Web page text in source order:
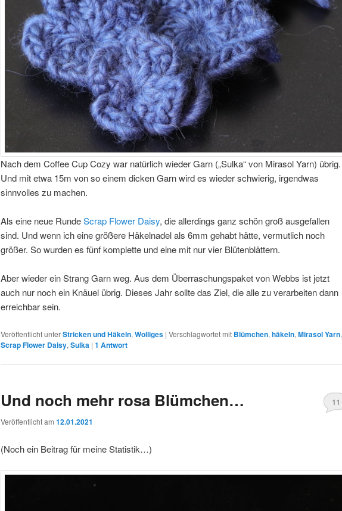
Nach dem Coffee Cup Cozy war natürlich wieder Garn („Sulka“ von Mirasol Yarn) übrig.
Und mit etwa 15m von so einem dicken Garn wird es wieder schwierig, irgendwas
sinnvolles zu machen.
Als eine neue RundeScrap Flower Daisy, die allerdings ganz schön groß ausgefallen
sind. Und wenn ich eine größere Häkelnadel als 6mm gehabt hätte, vermutlich noch
größer. So wurden es fünf komplette und eine mit nur vier Blütenblättern.
Aber wieder ein Strang Garn weg. Aus dem Überraschungspaket von Webbs ist jetzt
auch nur noch ein Knäuel übrig. Dieses Jahr sollte das Ziel, die alle zu verarbeiten dann
erreichbar sein.
Veröffentlicht unterStricken und Häkeln, Wolliges | Verschlagwortet mit Blümchen, häkeln, Mirasol Yarn,
Scrap Flower Daisy, Sulka | 1 Antwort
Und noch mehr rosa Blümchen…
Veröffentlicht am 12.01.2021
11
(Noch ein Beitrag für meine Statistik…)